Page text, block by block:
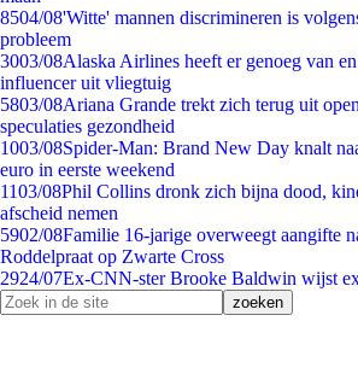
8504/08'Witte' mannen discrimineren is
probleem
3003/08Alaska Airlines heeft er genoeg van
influencer uit vliegtuig
5803/08Ariana Grande trekt zich terug uit
speculaties gezondheid
1003/08Spider-Man: Brand New Day knalt
euro in eerste weekend
1103/08Phil Collins dronk zich bijna dood,
afscheid nemen
5902/08Familie 16-jarige overweegt aangifte
Roddelpraat op Zwarte Cross
2924/07Ex-CNN-ster Brooke Baldwin wijst